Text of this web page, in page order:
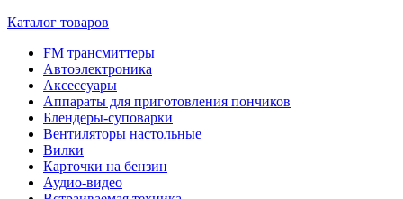
Каталог товаров
FM трансмиттеры
Автоэлектроника
Аксессуары
Аппараты для приготовления пончиков
Блендеры-суповарки
Вентиляторы настольные
Вилки
Карточки на бензин
Аудио-видео